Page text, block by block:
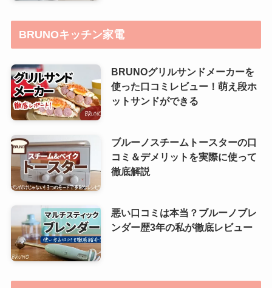
BRUNOキッチン家電
BRUNOグリルサンドメーカーを
使った口コミレビュー！萌え段ホ
ットサンドができる
ブルーノスチームトースターの口
コミ＆デメリットを実際に使って
徹底解説
悪い口コミは本当？ブルーノブレ
ンダー歴3年の私が徹底レビュー